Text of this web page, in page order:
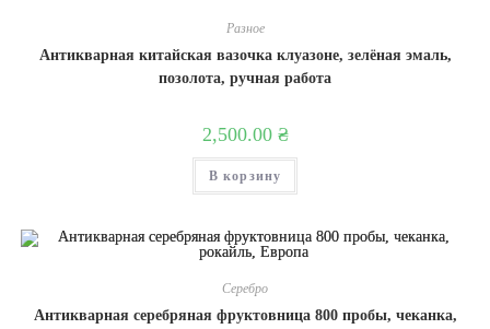
Разное
Антикварная китайская вазочка клуазоне, зелёная эмаль,
позолота, ручная работа
2,500.00 ₴
В корзину
Серебро
Антикварная серебряная фруктовница 800 пробы, чеканка,